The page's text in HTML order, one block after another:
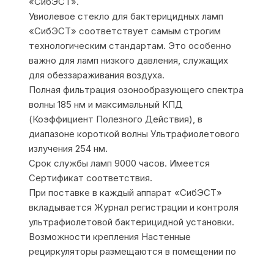
Увиолевое стекло для бактерицидных ламп
«СибЭСТ» соответствует самым строгим
технологическим стандартам. Это особенно
важно для ламп низкого давления, служащих
для обеззараживания воздуха.
Полная фильтрация озонообразующего спектра
волны 185 нм и максимальный КПД
(Коэффициент Полезного Действия), в
диапазоне короткой волны Ультрафиолетового
излучения 254 нм.
Срок службы ламп 9000 часов. Имеется
Сертификат соответствия.
При поставке в каждый аппарат «СибЭСТ»
вкладывается Журнал регистрации и контроля
ультрафиолетовой бактерицидной установки.
Возможности крепления Настенные
рециркуляторы размещаются в помещении по